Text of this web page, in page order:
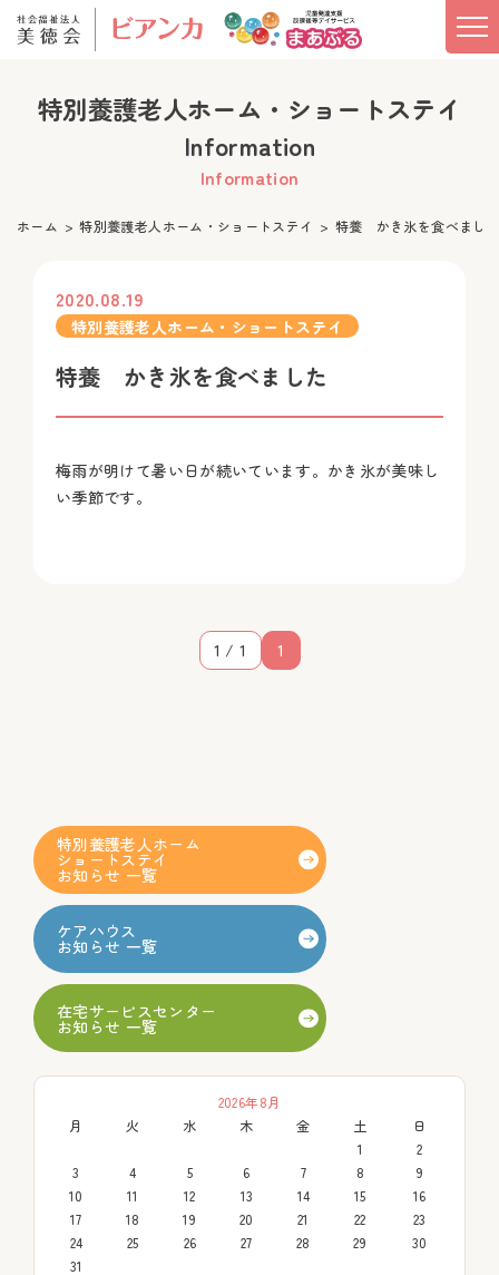
特別養護老人ホーム・ショートステイ
Information
Information
ホーム 特別養護老人ホーム・ショートステイ 特養 かき氷を食べました
2020.08.19
特別養護老人ホーム・ショートステイ
特養 かき氷を食べました
梅雨が明けて暑い日が続いています。かき氷が美味し
い季節です。
1 / 1 1
特別養護老人ホーム
ショートステイ
お知らせ 一覧
ケアハウス
お知らせ 一覧
在宅サービスセンター
お知らせ 一覧
2026年8月
月
火 水 木 金 土 日
1
2
3
4 5 6 7 8
9
10
11 12 13 14 15
16
17
18 19 20 21 22
23
24
25 26 27 28 29
30
31